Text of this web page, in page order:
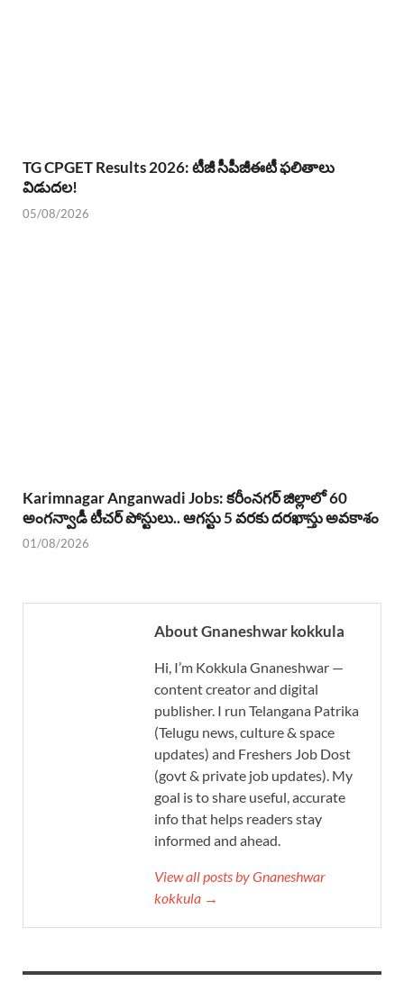
TG CPGET Results 2026: టీజీ సీపీజీఈటీ ఫలితాలు
విడుదల!
05/08/2026
Karimnagar Anganwadi Jobs: కరీంనగర్ జిల్లాలో 60
అంగన్వాడీ టీచర్ పోస్టులు.. ఆగస్టు 5 వరకు దరఖాస్తు అవకాశం
01/08/2026
About Gnaneshwar kokkula
Hi, I’m Kokkula Gnaneshwar —
content creator and digital
publisher. I run Telangana Patrika
(Telugu news, culture & space
updates) and Freshers Job Dost
(govt & private job updates). My
goal is to share useful, accurate
info that helps readers stay
informed and ahead.
View all posts by Gnaneshwar
kokkula →